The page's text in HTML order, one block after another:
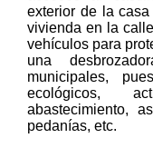
exterior de la
vivienda en la
vehículos para
una
municipales,
ecológicos,
abastecimiento,
pedanías, etc.